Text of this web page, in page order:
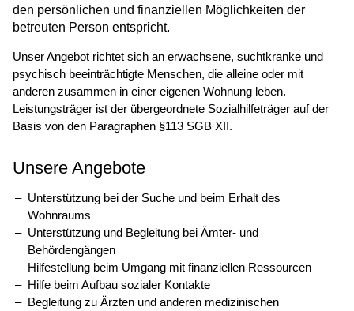
den persönlichen und finanziellen Möglichkeiten der
betreuten Person entspricht.
Unser Angebot richtet sich an erwachsene, suchtkranke und
psychisch beeinträchtigte Menschen, die alleine oder mit
anderen zusammen in einer eigenen Wohnung leben.
Leistungsträger ist der übergeordnete Sozialhilfeträger auf der
Basis von den Paragraphen §113 SGB XII.
Unsere Angebote
Unterstützung bei der Suche und beim Erhalt des
Wohnraums
Unterstützung und Begleitung bei Ämter- und
Behördengängen
Hilfestellung beim Umgang mit finanziellen Ressourcen
Hilfe beim Aufbau sozialer Kontakte
Begleitung zu Ärzten und anderen medizinischen